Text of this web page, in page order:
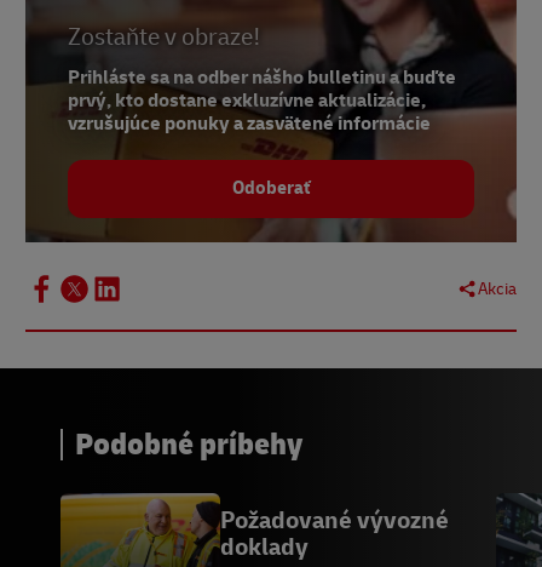
Zostaňte v obraze!
Prihláste sa na odber nášho bulletinu a buďte
prvý, kto dostane exkluzívne aktualizácie,
vzrušujúce ponuky a zasvätené informácie
Odoberať
Akcia
Podobné príbehy
Požadované vývozné
doklady